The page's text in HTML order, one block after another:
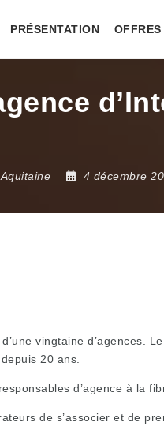
PRÉSENTATION OFFRES
4 décembre
vingtaine d’agences.
20 ans.
d’agence à la
de s’associer et de